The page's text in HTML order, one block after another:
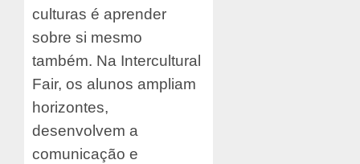
culturas é aprender
sobre si mesmo
também. Na Intercultural
Fair, os alunos ampliam
horizontes,
desenvolvem a
comunicação e